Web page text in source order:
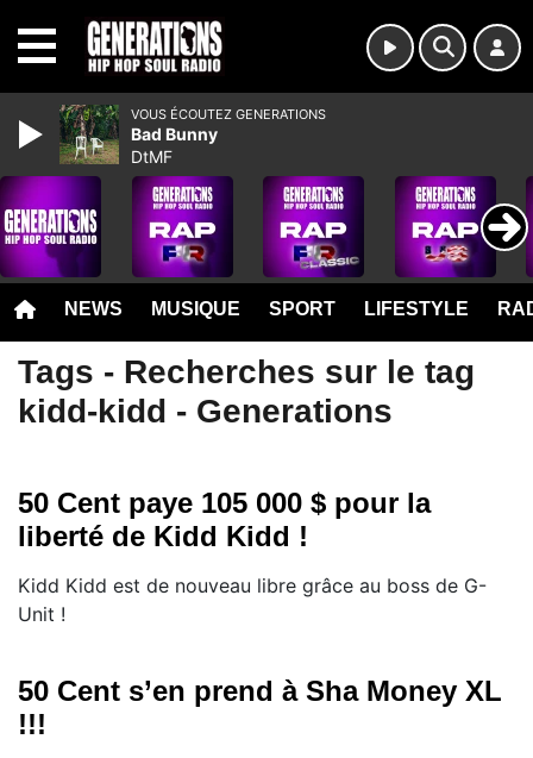
NEWS MUSIQUE SPORT LIFESTYLE
Tags - Recherches sur le tag
kidd-kidd - Generations
50 Cent paye 105 000 $ pour la
liberté de Kidd Kidd !
Kidd Kidd est de nouveau libre grâce au boss de G-
Unit !
50 Cent s’en prend à Sha Money XL
!!!
VOUS ÉCOUTEZ GENERATIONS
Bad Bunny
DtMF